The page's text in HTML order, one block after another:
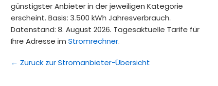
günstigster Anbieter in der jeweiligen Kategorie
erscheint. Basis: 3.500 kWh Jahresverbrauch.
Datenstand: 8. August 2026. Tagesaktuelle Tarife für
Ihre Adresse imStromrechner.
← Zurück zur Stromanbieter-Übersicht